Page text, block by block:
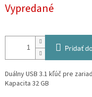
cena:
Vypredané
Pridať
Duálny USB 3.1 kľúč pre
Kapacita 32 GB